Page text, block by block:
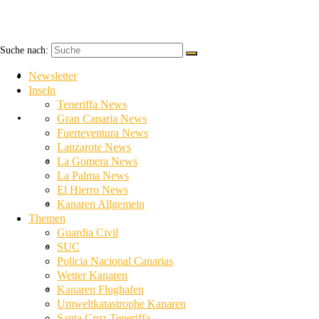
Newsletter
Inseln
Teneriffa News
Gran Canaria News
Fuerteventura News
Lanzarote News
Suche nach:
Newsletter
Inseln
Teneriffa News
Gran Canaria News
Fuerteventura News
Lanzarote News
La Gomera News
La Palma News
El Hierro News
Kanaren Allgemein
Themen
Guardia Civil
SUC
Policia Nacional Canarias
Wetter Kanaren
Kanaren Flughafen
Umweltkatastrophe Kanaren